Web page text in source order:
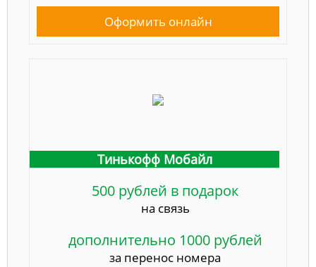
Оформить онлайн
Тинькофф Мобайл
500 рублей в подарок
на связь
дополнительно 1000 рублей
за перенос номера